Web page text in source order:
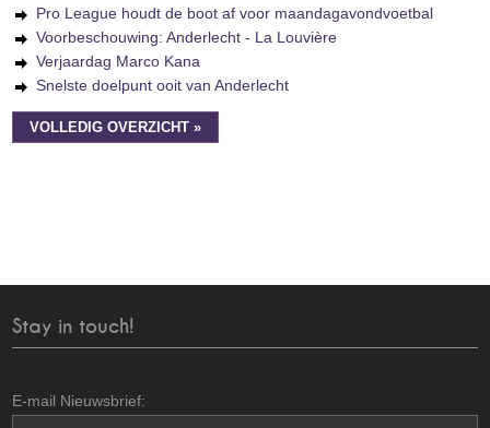
Pro League houdt de boot af voor maandagavondvoetbal
Voorbeschouwing: Anderlecht - La Louvière
Verjaardag Marco Kana
Snelste doelpunt ooit van Anderlecht
VOLLEDIG OVERZICHT »
Stay in touch!
E-mail Nieuwsbrief: